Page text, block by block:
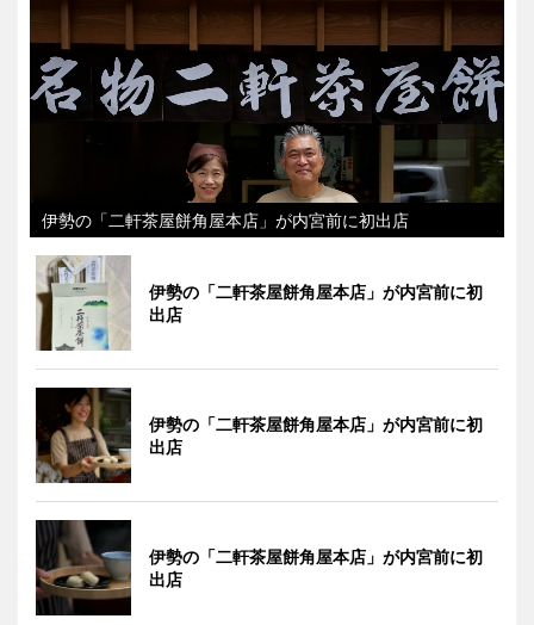
伊勢の「二軒茶屋餅角屋本店」が内宮前に初出店
伊勢の「二軒茶屋餅角屋本店」が内宮前に初
出店
伊勢の「二軒茶屋餅角屋本店」が内宮前に初
出店
伊勢の「二軒茶屋餅角屋本店」が内宮前に初
出店